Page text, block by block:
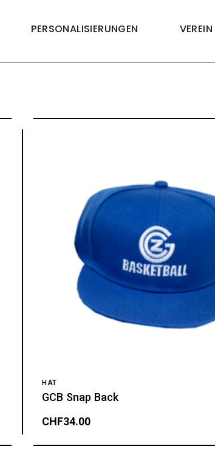
PERSONALISIERUNGEN VEREIN
HAT
GCB Snap Back
CHF34.00